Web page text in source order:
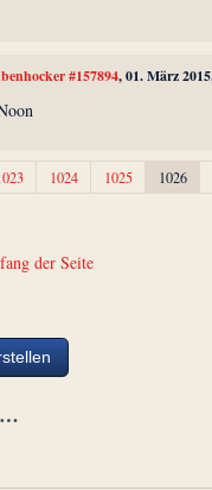
#157894, 01. März
1024 1025 1026
der Seite